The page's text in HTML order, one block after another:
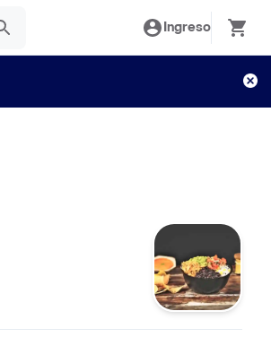
Ingreso